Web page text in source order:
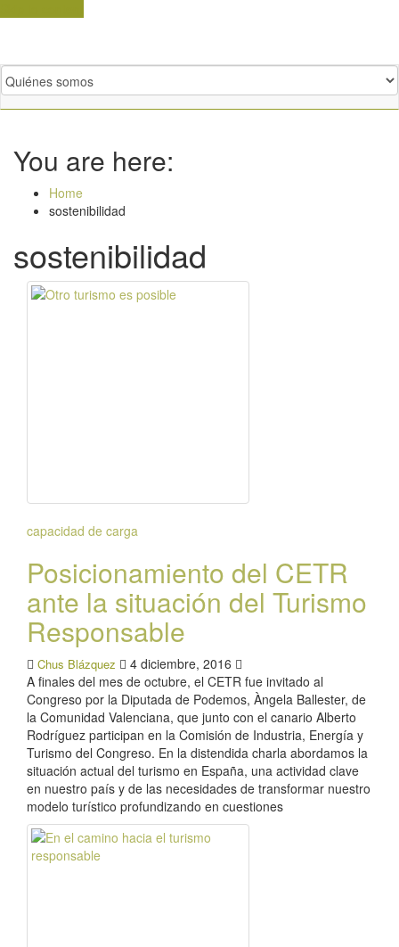
You are here:
Home
sostenibilidad
sostenibilidad
capacidad de carga
Posicionamiento del CETR
ante la situación del Turismo
Responsable
Chus Blázquez
4 diciembre, 2016
A finales del mes de octubre, el CETR fue invitado al
Congreso por la Diputada de Podemos, Àngela Ballester, de
la Comunidad Valenciana, que junto con el canario Alberto
Rodríguez participan en la Comisión de Industria, Energía y
Turismo del Congreso. En la distendida charla abordamos la
situación actual del turismo en España, una actividad clave
en nuestro país y de las necesidades de transformar nuestro
modelo turístico profundizando en cuestiones